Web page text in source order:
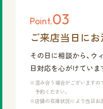
Point.03
ご来店当日にお
その日に相談から、ウ
日対応を心がけていま
※混み合う場合がございますの
予約ください。
※店舗の在庫状況により当日お